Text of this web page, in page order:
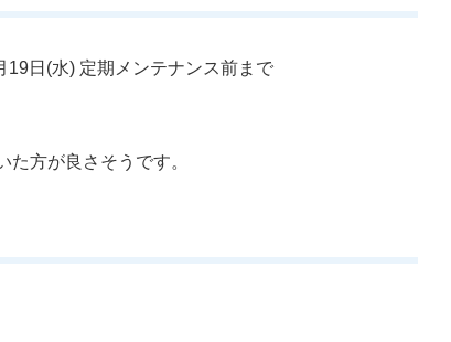
日(水) 定期メンテナンス前まで
方が良さそうです。